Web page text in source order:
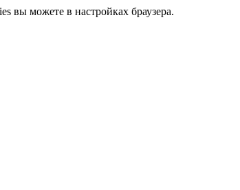
вы можете в настройках браузера.